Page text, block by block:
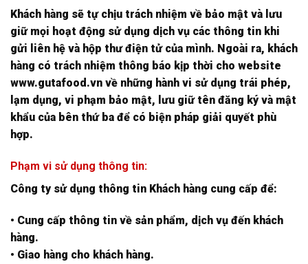
Khách hàng sẽ tự chịu trách nhiệm về bảo mật và lưu
giữ mọi hoạt động sử dụng dịch vụ các thông tin khi
gửi liên hệ và hộp thư điện tử của mình. Ngoài ra, khách
hàng có trách nhiệm thông báo kịp thời cho website
www.gutafood.vn về những hành vi sử dụng trái phép,
lạm dụng, vi phạm bảo mật, lưu giữ tên đăng ký và mật
khẩu của bên thứ ba để có biện pháp giải quyết phù
hợp.
Phạm vi sử dụng thông tin:
Công ty sử dụng thông tin Khách hàng cung cấp để:
• Cung cấp thông tin về sản phẩm, dịch vụ đến khách
hàng.
• Giao hàng cho khách hàng.